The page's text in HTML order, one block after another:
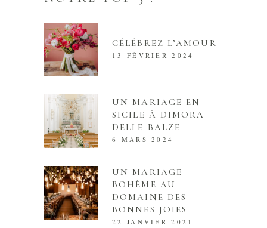
CÉLÉBREZ L’AMOUR
13 FÉVRIER 2024
UN MARIAGE EN
SICILE À DIMORA
DELLE BALZE
6 MARS 2024
UN MARIAGE
BOHÈME AU
DOMAINE DES
BONNES JOIES
22 JANVIER 2021